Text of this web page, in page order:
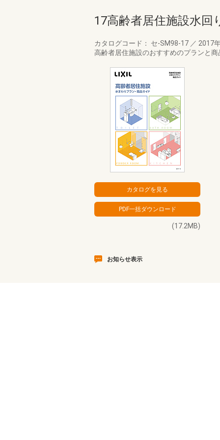
17高齢者居住施設水
カタログコード： セ-SM98-17 ／ 2017
高齢者居住施設のおすすめのプランと
(17.2MB)
お知らせ表示